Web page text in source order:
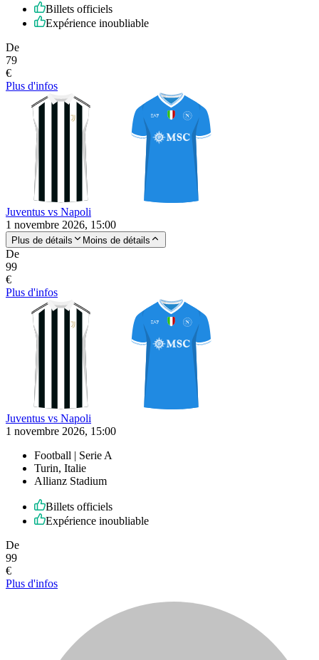
Billets officiels
Expérience inoubliable
De
79
€
Plus d'infos
Juventus vs Napoli
1 novembre 2026, 15:00
Plus de détails Moins de détails
De
99
€
Plus d'infos
Juventus vs Napoli
1 novembre 2026, 15:00
Football | Serie A
Turin, Italie
Allianz Stadium
Billets officiels
Expérience inoubliable
De
99
€
Plus d'infos